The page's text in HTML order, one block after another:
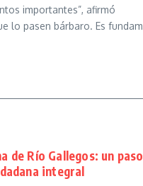
importantes”, afirmó
lo pasen bárbaro. Es
de Río Gallegos: un paso
integral